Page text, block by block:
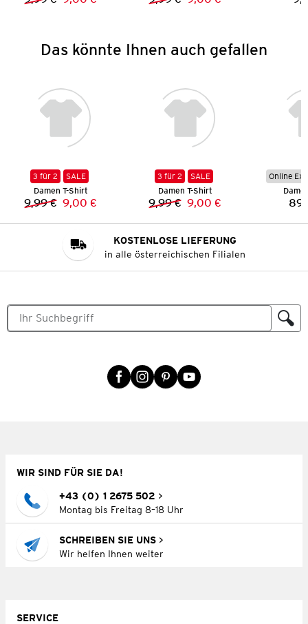
Vorheriger Preis:
Neuer Preis: Vorheriger Preis:
Neuer Preis:
Das könnte Ihnen auch gefallen
3 für 2
SALE
Damen T-Shirt
Vorheriger Preis:
9,99 € Neuer Preis:
9,00 €
3 für 2
SALE
Damen T-Shirt
Vorheriger Preis:
9,99 € Neuer Preis:
9,00 €
Online
KOSTENLOSE LIEFERUNG
in alle österreichischen Filialen
WIR SIND FÜR SIE DA!
+43 (0) 1 2675 502
Montag bis Freitag 8–18 Uhr
SCHREIBEN SIE UNS
Wir helfen Ihnen weiter
SERVICE